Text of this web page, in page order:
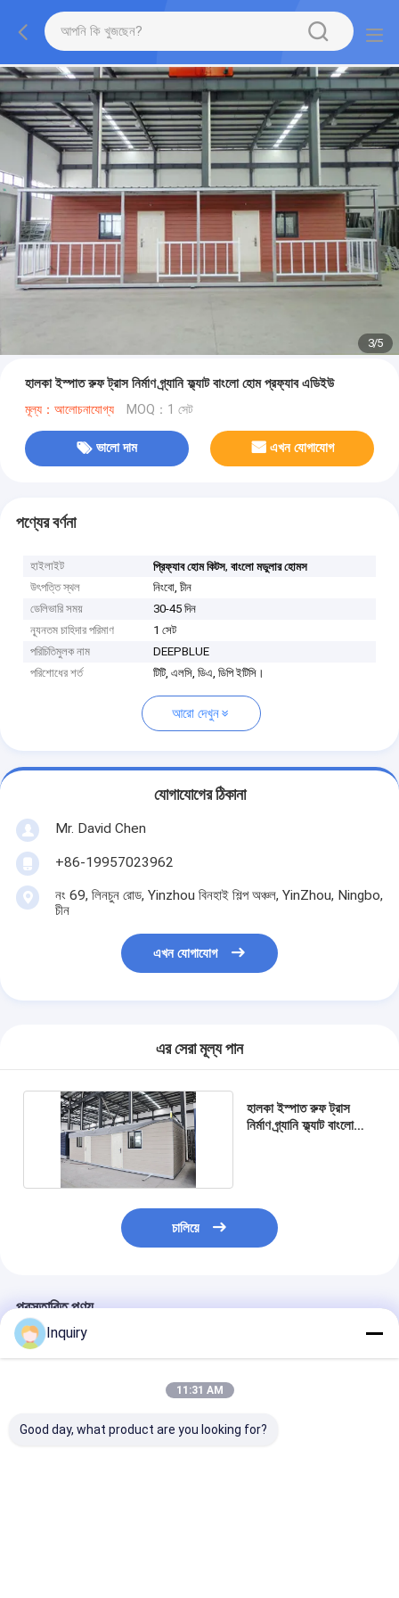
3/5
হালকা ইস্পাত রুফ ট্রাস নির্মাণ গ্র্যানি ফ্ল্যাট বাংলো হোম প্রফ্যাব এডিইউ
মূল্য：আলোচনাযোগ্য MOQ：1 সেট
ভালো দাম এখন যোগাযোগ
পণ্যের বর্ণনা
হাইলাইট প্রিফ্যাব হোম কিটস,বাংলো মডুলার হোমস
উৎপত্তি স্থল
নিংবো, চীন
ডেলিভারি সময়
30-45 দিন
ন্যূনতম চাহিদার পরিমাণ
1 সেট
পরিচিতিমুলক নাম
DEEPBLUE
পরিশোধের শর্ত
টিটি, এলসি, ডিএ, ডিপি ইটিসি।
আরো দেখুন
যোগাযোগের ঠিকানা
Mr. David Chen
+86-19957023962
নং 69, লিনচুন রোড, Yinzhou বিনহাই শিল্প অঞ্চল, YinZhou, Ningbo,
চীন
এখন যোগাযোগ
এর সেরা মূল্য পান
হালকা ইস্পাত রুফ ট্রাস
নির্মাণ গ্র্যানি ফ্ল্যাট বাংলো
চালিয়ে
প্রস্তাবিত পণ্য
Inquiry
11:31 AM
Good day, what product are you looking for?